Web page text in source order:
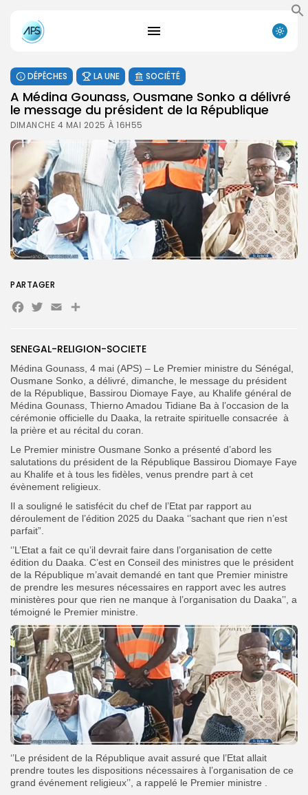
Search
Button
FR
DÉPÊCHES LA UNE SOCIÉTÉ
A Médina Gounass, Ousmane Sonko a délivré
le message du président de la République
DIMANCHE 4 MAI 2025 À 16H55
SENEGAL-RELIGION-SOCIETE
Médina Gounass, 4 mai (APS) – Le Premier ministre du Sénégal,
Ousmane Sonko, a délivré, dimanche, le message du président
de la République, Bassirou Diomaye Faye, au Khalife général de
Médina Gounass, Thierno Amadou Tidiane Ba à l’occasion de la
cérémonie officielle du Daaka, la retraite spirituelle consacrée à
la prière et au récital du coran.
Le Premier ministre Ousmane Sonko a présenté d’abord les
salutations du président de la République Bassirou Diomaye Faye
au Khalife et à tous les fidèles, venus prendre part à cet
évènement religieux.
Il a souligné le satisfécit du chef de l’Etat par rapport au
déroulement de l’édition 2025 du Daaka ‘’sachant que rien n’est
parfait”.
‘’L’Etat a fait ce qu’il devrait faire dans l’organisation de cette
édition du Daaka. C’est en Conseil des ministres que le président
de la République m’avait demandé en tant que Premier ministre
de prendre les mesures nécessaires en rapport avec les autres
ministères pour que rien ne manque à l’organisation du Daaka’’, a
témoigné le Premier ministre.
‘’Le président de la République avait assuré que l’Etat allait
prendre toutes les dispositions nécessaires à l’organisation de ce
grand événement religieux’’, a rappelé le Premier ministre .
PARTAGER
Facebook
Twitter
EmailPartager